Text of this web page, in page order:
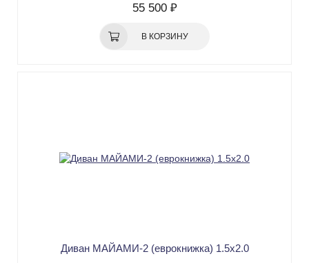
55 500 ₽
В КОРЗИНУ
Диван МАЙАМИ-2 (еврокнижка) 1.5х2.0